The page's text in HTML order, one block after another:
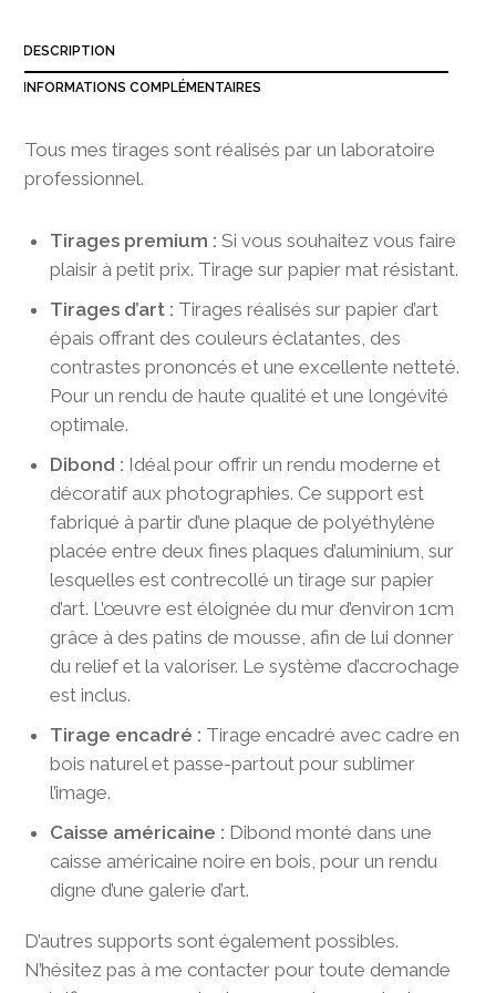
0
0
DESCRIPTION
INFORMATIONS COMPLÉMENTAIRES
Tous mes tirages sont réalisés par un laboratoire
professionnel.
Tirages premium : Si vous souhaitez vous faire
plaisir à petit prix. Tirage sur papier mat résistant.
Tirages d’art : Tirages réalisés sur papier d’art
épais offrant des couleurs éclatantes, des
contrastes prononcés et une excellente netteté.
Pour un rendu de haute qualité et une longévité
optimale.
Dibond : Idéal pour offrir un rendu moderne et
décoratif aux photographies. Ce support est
fabriqué à partir d’une plaque de polyéthylène
placée entre deux fines plaques d’aluminium, sur
lesquelles est contrecollé un tirage sur papier
d’art. L’œuvre est éloignée du mur d’environ 1cm
grâce à des patins de mousse, afin de lui donner
du relief et la valoriser. Le système d’accrochage
est inclus.
Tirage encadré : Tirage encadré avec cadre en
bois naturel et passe-partout pour sublimer
l’image.
Caisse américaine : Dibond monté dans une
caisse américaine noire en bois, pour un rendu
digne d’une galerie d’art.
D’autres supports sont également possibles.
N’hésitez pas à me contacter pour toute demande